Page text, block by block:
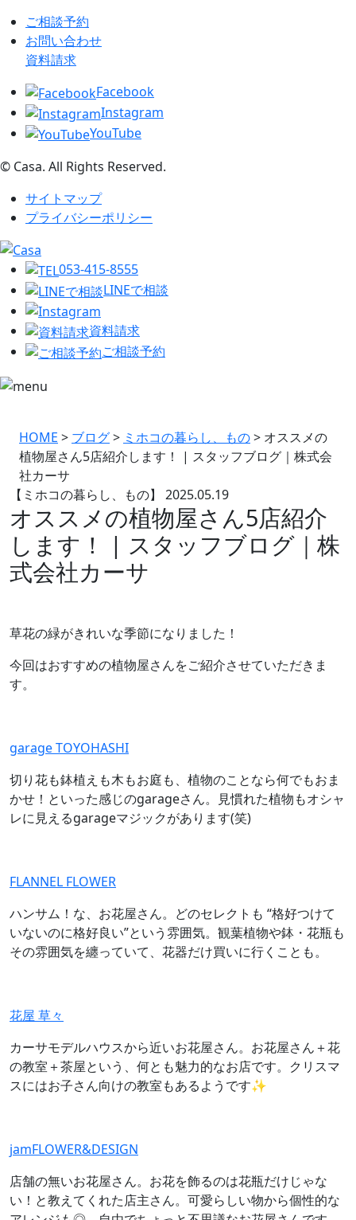
ご相談予約
お問い合わせ
資料請求
Facebook
Instagram
YouTube
© Casa. All Rights Reserved.
サイトマップ
プライバシーポリシー
053-415-8555
LINEで相談
資料請求
ご相談予約
HOME > ブログ> ミホコの暮らし、もの> オススメの
植物屋さん5店紹介します！ | スタッフブログ｜株式会
社カーサ
【ミホコの暮らし、もの】 2025.05.19
オススメの植物屋さん5店紹介
します！ | スタッフブログ｜株
式会社カーサ
草花の緑がきれいな季節になりました！
今回はおすすめの植物屋さんをご紹介させていただきま
す。
garage TOYOHASHI
切り花も鉢植えも木もお庭も、植物のことなら何でもおま
かせ！といった感じのgarageさん。見慣れた植物もオシャ
レに見えるgarageマジックがあります(笑)
FLANNEL FLOWER
ハンサム！な、お花屋さん。どのセレクトも “格好つけて
いないのに格好良い”という雰囲気。観葉植物や鉢・花瓶も
その雰囲気を纏っていて、花器だけ買いに行くことも。
花屋 草々
カーサモデルハウスから近いお花屋さん。お花屋さん＋花
の教室＋茶屋という、何とも魅力的なお店です。クリスマ
スにはお子さん向けの教室もあるようです✨
jamFLOWER&DESIGN
店舗の無いお花屋さん。お花を飾るのは花瓶だけじゃな
い！と教えてくれた店主さん。可愛らしい物から個性的な